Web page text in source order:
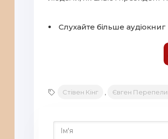
17
23
Слухайте більше
Стівен Кінг Євген